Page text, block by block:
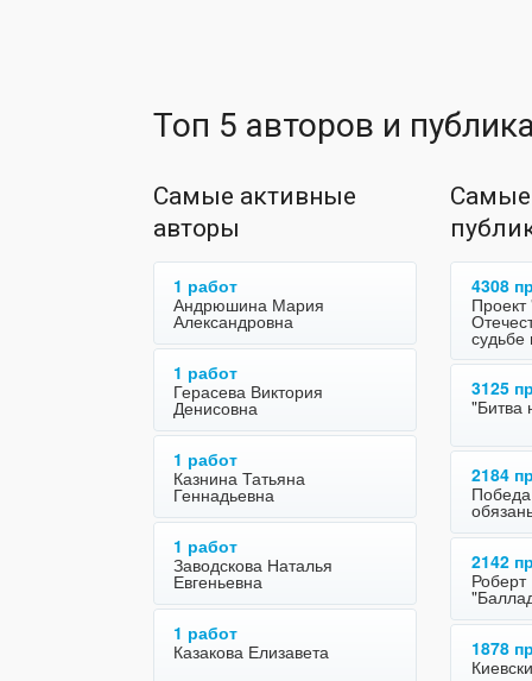
Топ 5 авторов и
Самые активные
авторы
1 работ
Андрюшина Мария
Александровна
1 работ
Герасева Виктория
Денисовна
1 работ
Казнина Татьяна
Геннадьевна
1 работ
Заводскова Наталья
Евгеньевна
1 работ
Казакова Елизавета
4308
3125
"Битва
2184
2142
Роберт
1878